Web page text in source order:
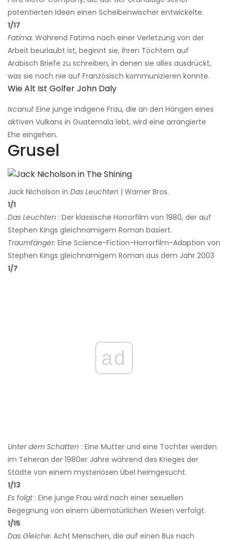
patentierten Ideen einen Scheibenwischer entwickelte.
1/17
Fatima: Während Fatima nach einer Verletzung von der
Arbeit beurlaubt ist, beginnt sie, ihren Töchtern auf
Arabisch Briefe zu schreiben, in denen sie alles ausdrückt,
was sie noch nie auf Französisch kommunizieren konnte.
Wie Alt Ist Golfer John Daly
Ixcanul: Eine junge indigene Frau, die an den Hängen eines
aktiven Vulkans in Guatemala lebt, wird eine arrangierte
Ehe eingehen.
Grusel
Jack Nicholson in Das Leuchten | Warner Bros.
1/1
Das Leuchten : Der klassische Horrorfilm von 1980, der auf
Stephen Kings gleichnamigem Roman basiert.
Traumfänger: Eine Science-Fiction-Horrorfilm-Adaption von
Stephen Kings gleichnamigem Roman aus dem Jahr 2003
1/7
ad
Unter dem Schatten : Eine Mutter und eine Tochter werden
im Teheran der 1980er Jahre während des Krieges der
Städte von einem mysteriösen Übel heimgesucht.
1/13
Es folgt: Eine junge Frau wird nach einer sexuellen
Begegnung von einem übernatürlichen Wesen verfolgt.
1/15
Das Gleiche: Acht Menschen, die auf einen Bus nach